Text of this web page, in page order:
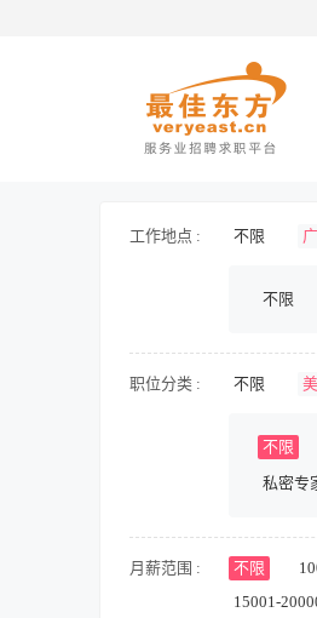
工作地点 : 不限
新疆不限
职位分类 : 不限
房地产开发
人力资源
不限
私密专
月薪范围 : 不限
15001-